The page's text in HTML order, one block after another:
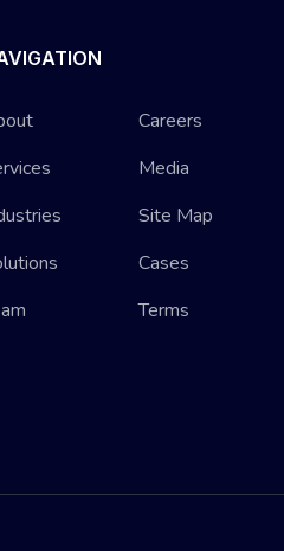
Careers
Media
Site Map
Cases
Terms